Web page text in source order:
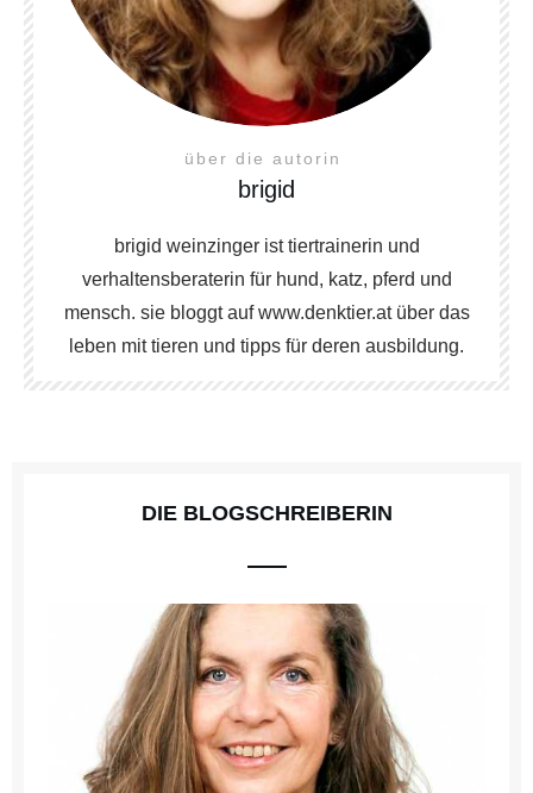
über die autorin
brigid
brigid weinzinger ist tiertrainerin und
verhaltensberaterin für hund, katz, pferd und
mensch. sie bloggt auf www.denktier.at über das
leben mit tieren und tipps für deren ausbildung.
DIE BLOGSCHREIBERIN